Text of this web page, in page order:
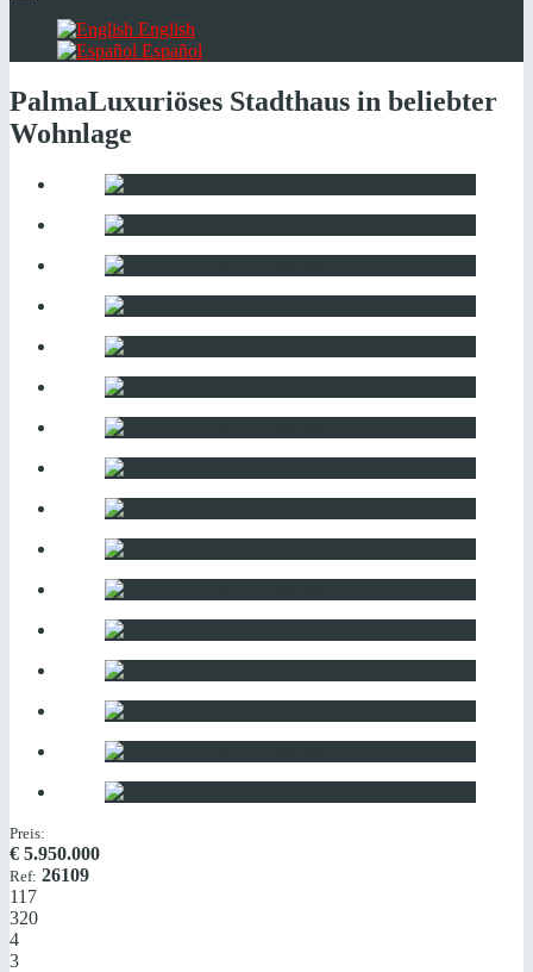
English
Español
PalmaLuxuriöses Stadthaus in beliebter
Wohnlage
Preis:
€ 5.950.000
Ref: 26109
117
320
4
3